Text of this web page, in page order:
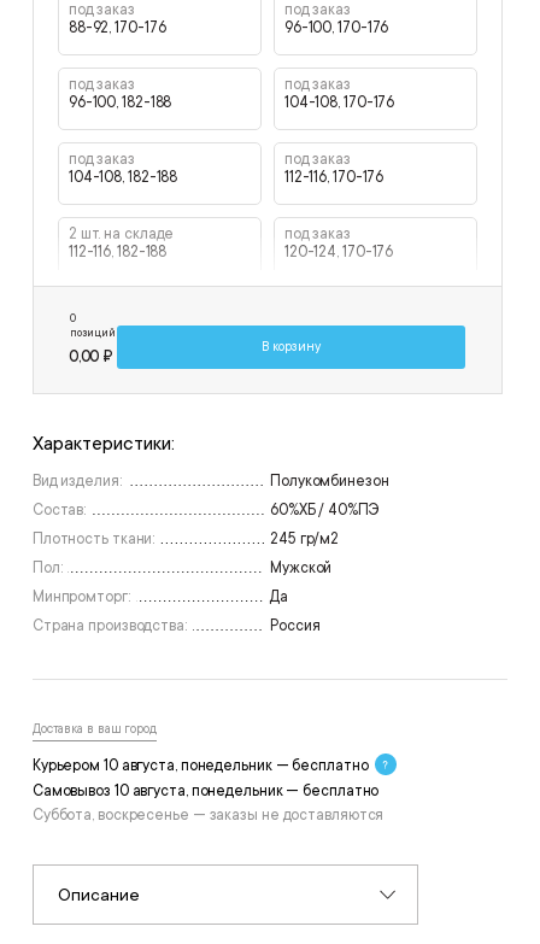
под заказ
88-92, 170-176
под заказ
96-100, 170-176
под заказ
96-100, 182-188
под заказ
104-108, 170-176
под заказ
104-108, 182-188
под заказ
112-116, 170-176
2 шт. на складе
112-116, 182-188
под заказ
120-124, 170-176
120-124, 182-188
0
позиций
0,00 ₽
В корзину
Характеристики:
Вид изделия:
Полукомбинезон
Состав:
60%ХБ / 40%ПЭ
Плотность ткани:
245 гр/м2
Пол:
Мужской
Минпромторг:
Да
Страна производства:
Россия
Доставка в ваш город
Курьером 10 августа, понедельник — бесплатно
Самовывоз 10 августа, понедельник — бесплатно
Суббота, воскресенье — заказы не доставляются
Описание